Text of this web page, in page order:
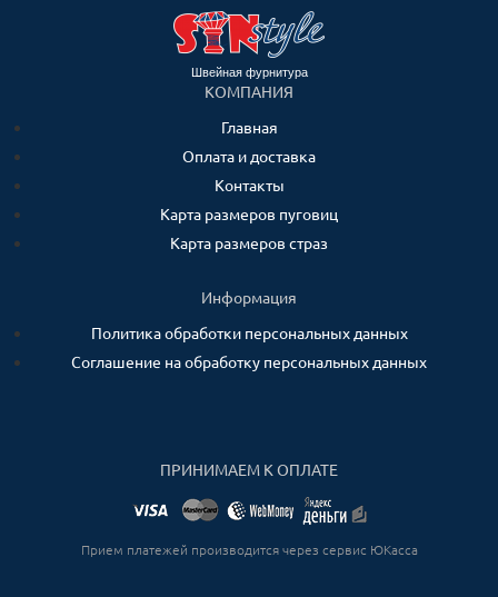
Швейная фурнитура
КОМПАНИЯ
Главная
Оплата и доставка
Контакты
Карта размеров пуговиц
Карта размеров страз
Информация
Политика обработки персональных данных
Соглашение на обработку персональных данных
ПРИНИМАЕМ К ОПЛАТЕ
Прием платежей производится через сервис ЮКасса